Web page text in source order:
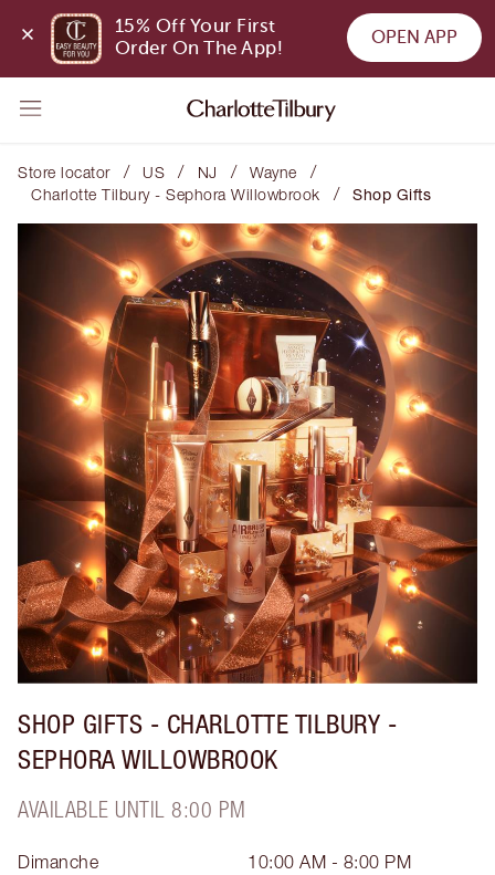
15% Off Your First
Order On The App!
OPEN APP
Store locator / US / NJ / Wayne /
Charlotte Tilbury - Sephora Willowbrook / Shop Gifts
SHOP GIFTS - CHARLOTTE TILBURY -
SEPHORA WILLOWBROOK
AVAILABLE UNTIL 8:00 PM
Dimanche
10:00 AM - 8:00 PM